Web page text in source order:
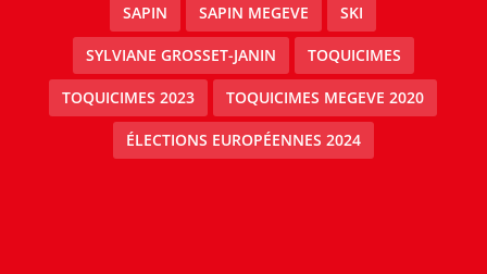
SAPIN SAPIN MEGEVE SKI
SYLVIANE GROSSET-JANIN TOQUICIMES
TOQUICIMES 2023 TOQUICIMES MEGEVE 2020
ÉLECTIONS EUROPÉENNES 2024